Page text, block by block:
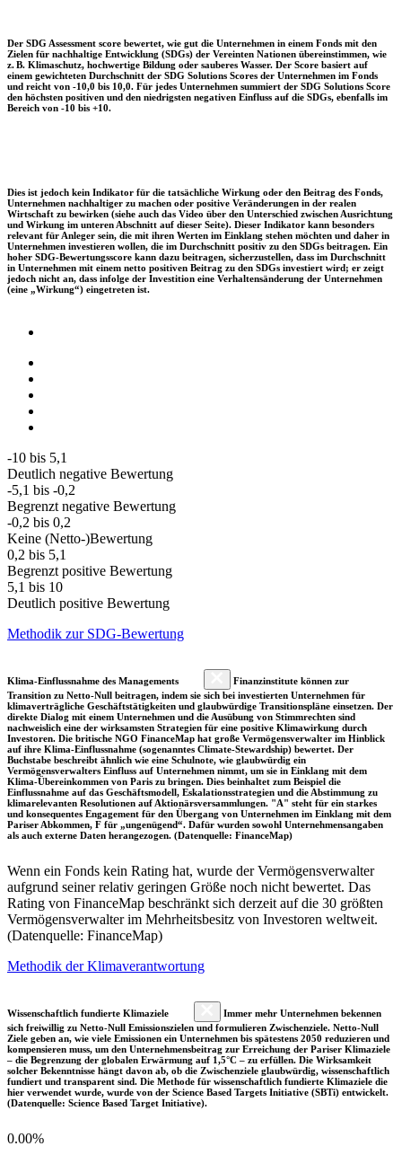
Der SDG Assessment score bewertet, wie gut die Unternehmen in einem Fonds mit den
Zielen für nachhaltige Entwicklung (SDGs) der Vereinten Nationen übereinstimmen, wie
z. B. Klimaschutz, hochwertige Bildung oder sauberes Wasser. Der Score basiert auf
einem gewichteten Durchschnitt der SDG Solutions Scores der Unternehmen im Fonds
und reicht von -10,0 bis 10,0. Für jedes Unternehmen summiert der SDG Solutions Score
den höchsten positiven und den niedrigsten negativen Einfluss auf die SDGs, ebenfalls im
Bereich von -10 bis +10.
Dies ist jedoch kein Indikator für die tatsächliche Wirkung oder den Beitrag des Fonds,
Unternehmen nachhaltiger zu machen oder positive Veränderungen in der realen
Wirtschaft zu bewirken (siehe auch das Video über den Unterschied zwischen Ausrichtung
und Wirkung im unteren Abschnitt auf dieser Seite). Dieser Indikator kann besonders
relevant für Anleger sein, die mit ihren Werten im Einklang stehen möchten und daher in
Unternehmen investieren wollen, die im Durchschnitt positiv zu den SDGs beitragen. Ein
hoher SDG-Bewertungsscore kann dazu beitragen, sicherzustellen, dass im Durchschnitt
in Unternehmen mit einem netto positiven Beitrag zu den SDGs investiert wird; er zeigt
jedoch nicht an, dass infolge der Investition eine Verhaltensänderung der Unternehmen
(eine „Wirkung“) eingetreten ist.
-10 bis 5,1
Deutlich negative Bewertung
-5,1 bis -0,2
Begrenzt negative Bewertung
-0,2 bis 0,2
Keine (Netto-)Bewertung
0,2 bis 5,1
Begrenzt positive Bewertung
5,1 bis 10
Deutlich positive Bewertung
Methodik zur SDG-Bewertung
Klima-Einflussnahme des Managements
Finanzinstitute können zur
Transition zu Netto-Null beitragen, indem sie sich bei investierten Unternehmen für
klimaverträgliche Geschäftstätigkeiten und glaubwürdige Transitionspläne einsetzen. Der
direkte Dialog mit einem Unternehmen und die Ausübung von Stimmrechten sind
nachweislich eine der wirksamsten Strategien für eine positive Klimawirkung durch
Investoren. Die britische NGO FinanceMap hat große Vermögensverwalter im Hinblick
auf ihre Klima-Einflussnahme (sogenanntes Climate-Stewardship) bewertet. Der
Buchstabe beschreibt ähnlich wie eine Schulnote, wie glaubwürdig ein
Vermögensverwalters Einfluss auf Unternehmen nimmt, um sie in Einklang mit dem
Klima-Übereinkommen von Paris zu bringen. Dies beinhaltet zum Beispiel die
Einflussnahme auf das Geschäftsmodell, Eskalationsstrategien und die Abstimmung zu
klimarelevanten Resolutionen auf Aktionärsversammlungen. "A" steht für ein starkes
und konsequentes Engagement für den Übergang von Unternehmen im Einklang mit dem
Pariser Abkommen, F für „ungenügend“. Dafür wurden sowohl Unternehmensangaben
als auch externe Daten herangezogen. (Datenquelle: FinanceMap)
Wenn ein Fonds kein Rating hat, wurde der Vermögensverwalter
aufgrund seiner relativ geringen Größe noch nicht bewertet. Das
Rating von FinanceMap beschränkt sich derzeit auf die 30 größten
Vermögensverwalter im Mehrheitsbesitz von Investoren weltweit.
(Datenquelle: FinanceMap)
Methodik der Klimaverantwortung
Wissenschaftlich fundierte Klimaziele
Immer mehr Unternehmen bekennen
sich freiwillig zu Netto-Null Emissionszielen und formulieren Zwischenziele. Netto-Null
Ziele geben an, wie viele Emissionen ein Unternehmen bis spätestens 2050 reduzieren und
kompensieren muss, um den Unternehmensbeitrag zur Erreichung der Pariser Klimaziele
– die Begrenzung der globalen Erwärmung auf 1,5°C – zu erfüllen. Die Wirksamkeit
solcher Bekenntnisse hängt davon ab, ob die Zwischenziele glaubwürdig, wissenschaftlich
fundiert und transparent sind. Die Methode für wissenschaftlich fundierte Klimaziele die
hier verwendet wurde, wurde von der Science Based Targets Initiative (SBTi) entwickelt.
(Datenquelle: Science Based Target Initiative).
0.00%